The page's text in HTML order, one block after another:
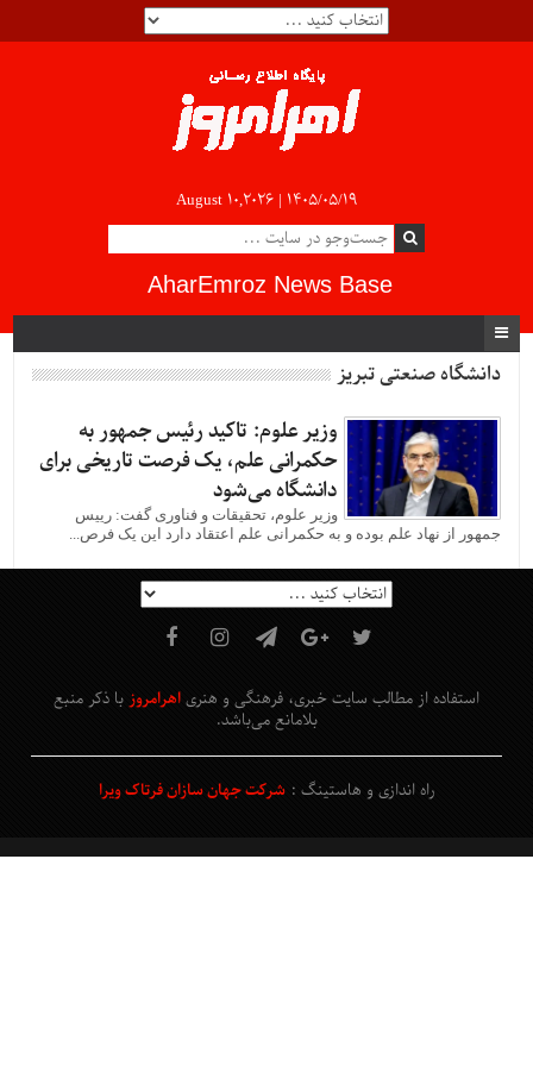
August 10,2026 | ۱۴۰۵/۰۵/۱۹
AharEmroz News Base
دانشگاه صنعتی تبریز
وزیر علوم: تاکید رئیس جمهور به
حکمرانی علم، یک فرصت تاریخی برای
دانشگاه می‌شود
وزیر علوم، تحقیقات و فناوری گفت: رییس
جمهور از نهاد علم بوده و به حکمرانی علم اعتقاد دارد این یک فرص...
استفاده از مطالب سایت خبری، فرهنگی و هنری اهرامروز با ذکر منبع
بلامانع می‌باشد.
راه اندازی و هاستینگ :شرکت جهان سازان فرتاک ویرا